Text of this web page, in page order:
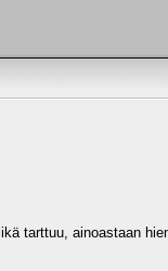
tarttuu, ainoastaan